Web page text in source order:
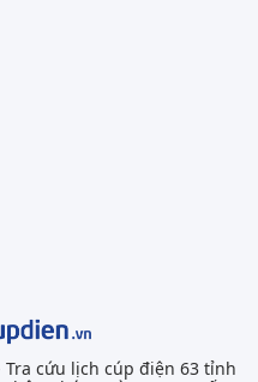
cứu lịch cúp điện 63 tỉnh